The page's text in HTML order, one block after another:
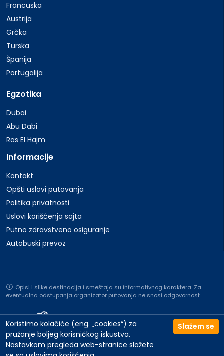
Francuska
Austrija
Grčka
Turska
Španija
Portugalija
Egzotika
Dubai
Abu Dabi
Ras El Hajm
Informacije
Kontakt
Opšti uslovi putovanja
Politika privatnosti
Uslovi korišćenja sajta
Putno zdravstveno osiguranje
Autobuski prevoz
©2026 All rights reserved to Travelland | Website by
Opisi i slike destinacija i smeštaja su informativnog karaktera. Za
eventualna odstupanja organizator putovanja ne snosi odgovornost.
Koristimo kolačiće (eng. „cookies“) za
pružanje boljeg korisničkog iskustva.
Nastavkom pregleda web-stranice slažete
Slažem se